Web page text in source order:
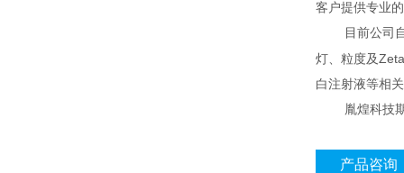
客户提供专业
目前公司
灯、粒度及Zeta
白注射液等相
胤煌科技
产品咨询